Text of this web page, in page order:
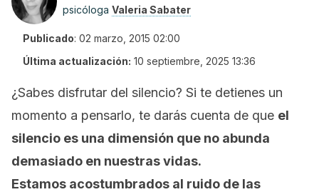
psicóloga Valeria Sabater
Publicado: 02 marzo, 2015 02:00
Última actualización: 10 septiembre, 2025 13:36
¿Sabes disfrutar del silencio? Si te detienes un
momento a pensarlo, te darás cuenta de que el
silencio es una dimensión que no abunda
demasiado en nuestras vidas.
Estamos acostumbrados al ruido de las